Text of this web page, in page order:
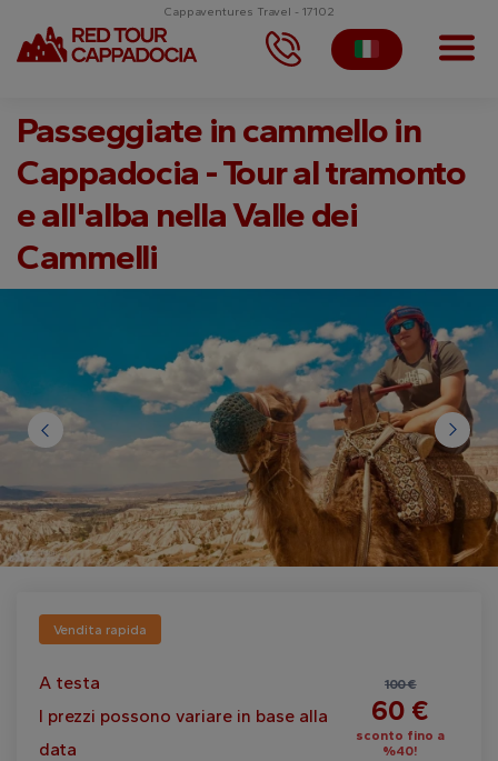
Cappaventures Travel - 17102
Passeggiate in cammello in
Cappadocia - Tour al tramonto
e all'alba nella Valle dei
Cammelli
Vendita rapida
A testa
I prezzi possono variare in base alla
data
100 €
60 €
sconto fino a
%40!